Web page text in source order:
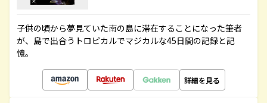
子供の頃から夢見ていた南の島に滞在することになった筆者
が、島で出合うトロピカルでマジカルな45日間の記録と記
憶。
詳細を見る